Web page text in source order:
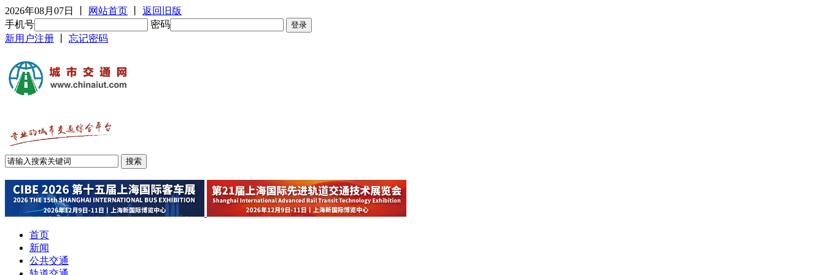
2026年08月07日 网站首页
返回旧版
手机号
密码
新用户注册
忘记密码
首页
新闻
公共交通